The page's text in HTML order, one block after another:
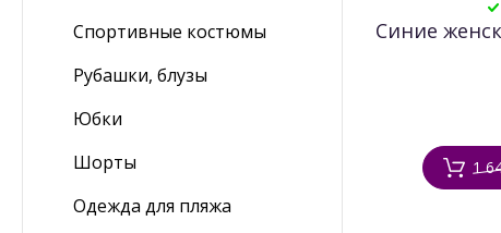
Спортивные костюмы
Рубашки, блузы
Юбки
Шорты
Одежда для пляжа
Синие
1